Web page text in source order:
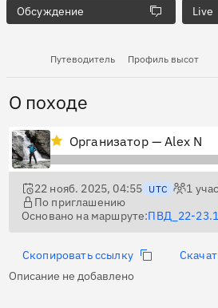
Обсуждение Live
Путеводитель Профиль высот
О походе
Организатор — Alex N
22 нояб. 2025, 04:55 UTC 1
По приглашению
Основано на маршруте:ПВД_22-
Скопировать ссылку
Описание не добавлено